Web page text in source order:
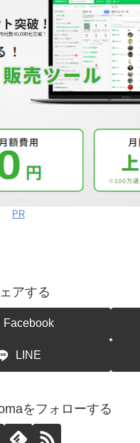
PR
アする
Facebook
LINE
をフォローする